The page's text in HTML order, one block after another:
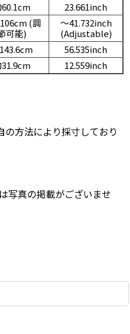
23.661inch
(調
可能)
〜41.732inch
(Adjustable)
56.535inch
12.559inch
方法により採寸しており
写真の掲載がございませ